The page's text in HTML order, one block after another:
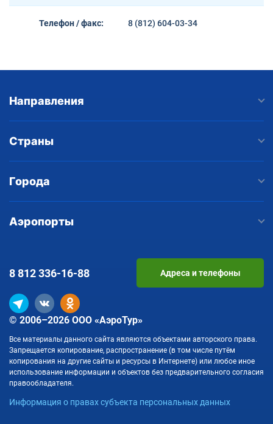
Телефон / факс: 8 (812) 604-03-34
Направления
Страны
Города
Аэропорты
© 2006–2026 ООО «АэроТур»
Все материалы данного сайта являются объектами авторского права.
Запрещается копирование, распространение (в том числе путём
копирования на другие сайты и ресурсы в Интернете) или любое иное
использование информации и объектов без предварительного согласия
правообладателя.
Информация о правах субъекта персональных данных
8 812336-16-88 Адреса и телефоны